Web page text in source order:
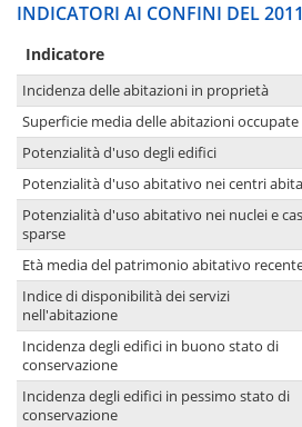
INDICATORI AI CONFINI DEL 2011
Indicatore
Incidenza delle abitazioni in proprietà
Superficie media delle abitazioni occupate
Potenzialità d'uso degli edifici
Potenzialità d'uso abitativo nei centri
Potenzialità d'uso abitativo nei nuclei e
sparse
Età media del patrimonio abitativo
Indice di disponibilità dei servizi
nell'abitazione
Incidenza degli edifici in buono stato di
conservazione
Incidenza degli edifici in pessimo stato di
conservazione